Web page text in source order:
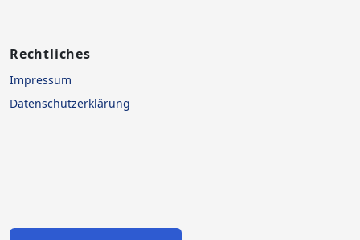
Rechtliches
Impressum
Datenschutzerklärung